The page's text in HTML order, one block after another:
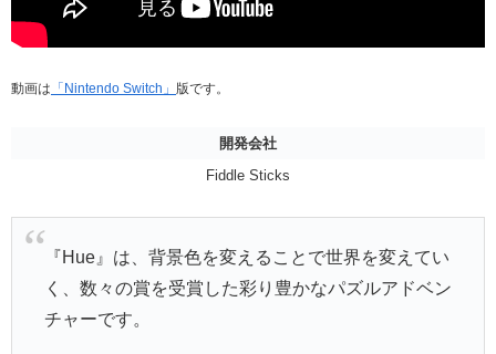
動画は 「Nintendo Switch」 版です。
開発会社
Fiddle Sticks
『Hue』は、背景色を変えることで世界を変えてい
く、数々の賞を受賞した彩り豊かなパズルアドベン
チャーです。